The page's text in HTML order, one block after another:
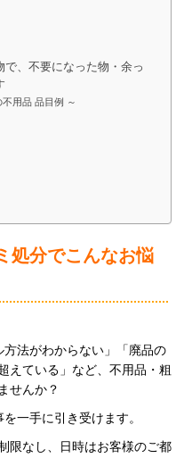
、不要になった物・余っ
用品 品目例 ～
処分でこんなお悩
方法がわからない」「廃品の
えている」など、不用品・粗
せんか？
一手に引き受けます。
限なし、日時はお客様のご都